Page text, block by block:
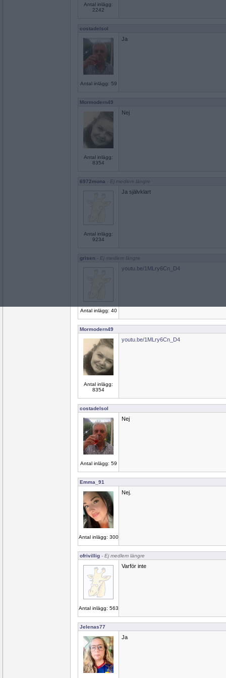
Antal inlägg:
2242
costadelsol
Antal inlägg: 59
Ja
Mormodern49
Antal inlägg:
8354
Nej
6972mona - Ej medlem längre
Antal inlägg:
9234
Ja självklart
grisen - Ej medlem längre
Antal inlägg: 40
youtu.be/1MLry6Cn_D4
Mormodern49
Antal inlägg:
8354
youtu.be/1MLry6Cn_D4
costadelsol
Antal inlägg: 59
Nej
Emma_91
Antal inlägg: 300
Nej.
ofrivillig - Ej medlem längre
Antal inlägg: 563
Varför inte
Jelenas77
Ja